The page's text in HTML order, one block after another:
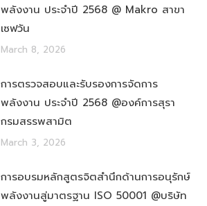
พลังงาน ประจำปี 2568 @ Makro สาขา
เซฟวัน
March 8, 2026
การตรวจสอบและรับรองการจัดการ
พลังงาน ประจำปี 2568 @องค์การสุรา
กรมสรรพสามิต
March 3, 2026
การอบรมหลักสูตรจิตสำนึกด้านการอนุรักษ์
พลังงานสู่มาตรฐาน ISO 50001 @บริษัท